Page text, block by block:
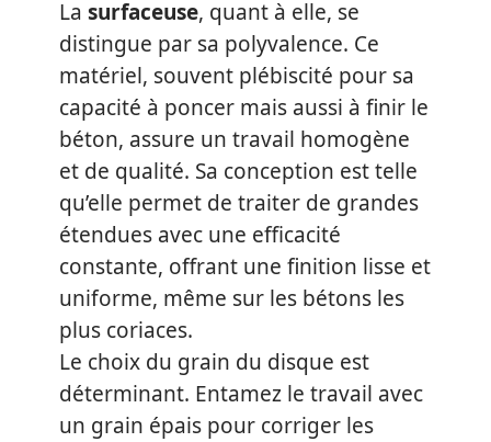
La surfaceuse, quant à elle, se
distingue par sa polyvalence. Ce
matériel, souvent plébiscité pour sa
capacité à poncer mais aussi à finir le
béton, assure un travail homogène
et de qualité. Sa conception est telle
qu’elle permet de traiter de grandes
étendues avec une efficacité
constante, offrant une finition lisse et
uniforme, même sur les bétons les
plus coriaces.
Le choix du grain du disque est
déterminant. Entamez le travail avec
un grain épais pour corriger les